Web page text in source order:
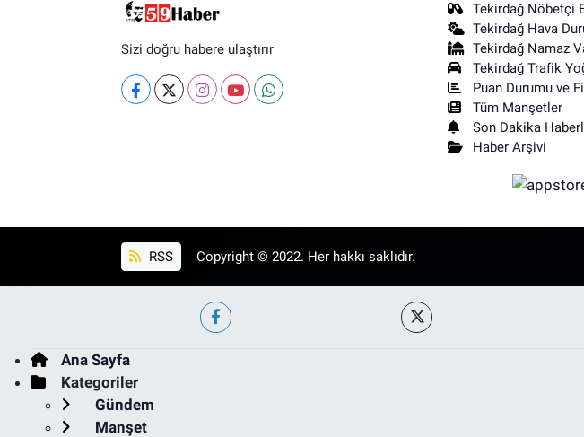
Sizi doğru habere ulaştırır
Tekirdağ Nöbetçi
Tekirdağ Hava
Tekirdağ Namaz
Tekirdağ Trafik
Puan Durumu ve
Tüm Manşetler
Son Dakika
Haber Arşivi
RSS Copyright © 2022. Her hakkı saklıdır.
Ana Sayfa
Kategoriler
Gündem
Manşet